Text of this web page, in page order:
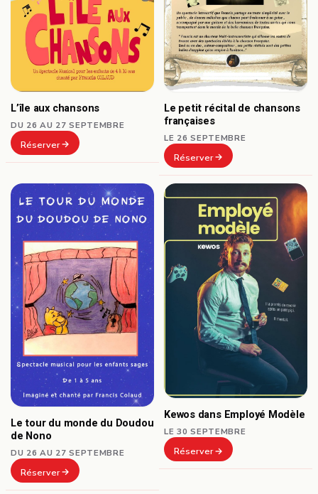
L’île aux chansons
DU 26 AU 27 SEPTEMBRE
Réserver
Le petit récital de chansons
françaises
LE 26 SEPTEMBRE
Réserver
Le tour du monde du Doudou
de Nono
DU 26 AU 27 SEPTEMBRE
Réserver
Kewos dans Employé Modèle
LE 30 SEPTEMBRE
Réserver